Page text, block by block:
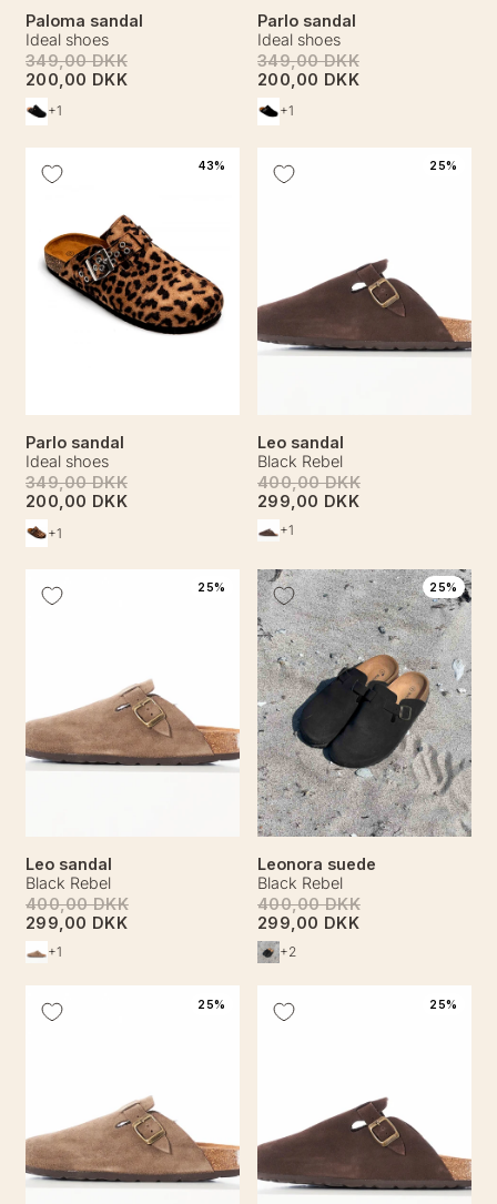
Paloma sandal
349,00 DKK
200,00 DKK
Ideal shoes
+1
Parlo sandal
349,00 DKK
200,00 DKK
Ideal shoes
+1
43%
Parlo sandal
349,00 DKK
200,00 DKK
Ideal shoes
+1
25%
Leo sandal
400,00 DKK
299,00 DKK
Black Rebel
+1
25%
Leo sandal
400,00 DKK
299,00 DKK
Black Rebel
+1
25%
Leonora suede
400,00 DKK
299,00 DKK
Black Rebel
+2
25% 25%